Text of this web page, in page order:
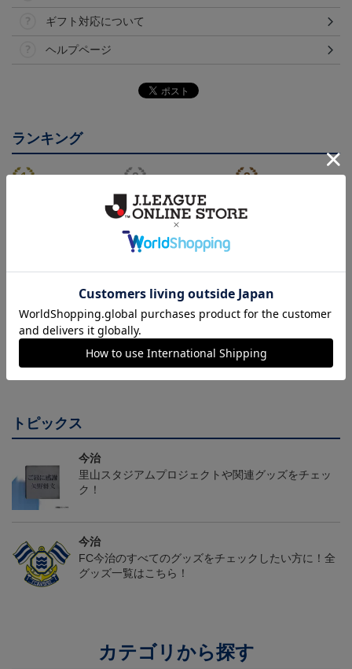
ギフト対応について
ヘルプページ
ランキング
26/27 レプリカユニフォ
ーム(FP1st)
17,600円～21,901円
26/27 オーセンティック
ユニフォーム(FP1st)
会員特典
オルマフラー
トピックス
今治
里山スタジアムプロジェクトや関連グッズをチェッ
ク！
今治
FC今治のすべてのグッズをチェックしたい方に！全
グッズ一覧はこちら！
カテゴリから探す